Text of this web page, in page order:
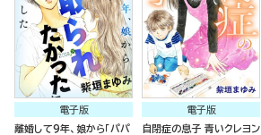
電子版
離婚して9年、娘から「パパ
電子版
自閉症の息子 青いクレヨン